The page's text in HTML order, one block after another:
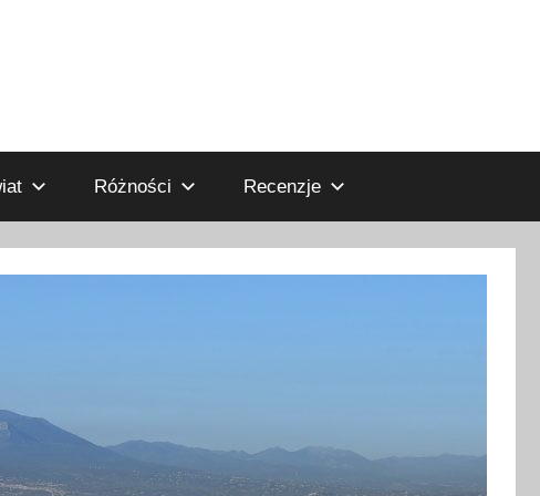
Różności Recenzje